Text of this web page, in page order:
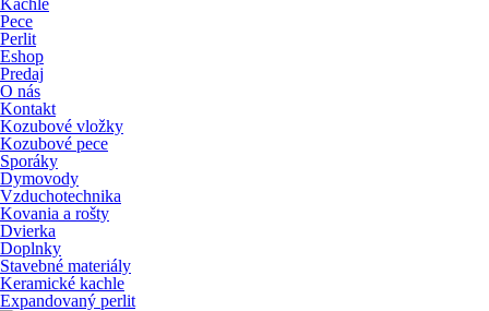
Kachle
Pece
Perlit
Eshop
Predaj
O nás
Kontakt
Kozubové vložky
Kozubové pece
Sporáky
Dymovody
Vzduchotechnika
Kovania a rošty
Dvierka
Doplnky
Stavebné materiály
Keramické kachle
Expandovaný perlit